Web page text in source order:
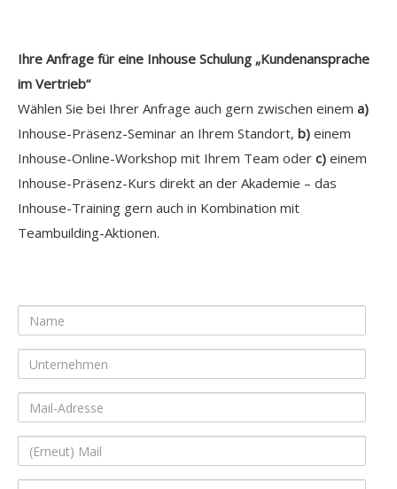
Ihre Anfrage für eine Inhouse Schulung „Kundenansprache
im Vertrieb“
Wählen Sie bei Ihrer Anfrage auch gern zwischen einem a)
Inhouse-Präsenz-Seminar an Ihrem Standort, b) einem
Inhouse-Online-Workshop mit Ihrem Team oder c) einem
Inhouse-Präsenz-Kurs direkt an der Akademie – das
Inhouse-Training gern auch in Kombination mit
Teambuilding-Aktionen.
Name
Unternehmen
Mail-
(Erneut)